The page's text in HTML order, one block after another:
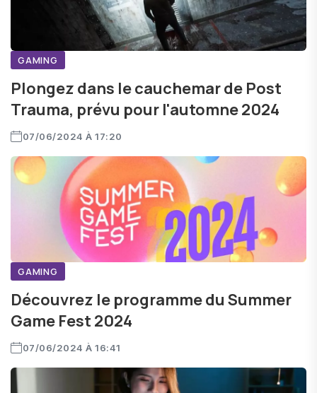
GAMING
Plongez dans le cauchemar de Post
Trauma, prévu pour l'automne 2024
07/06/2024 À 17:20
GAMING
Découvrez le programme du Summer
Game Fest 2024
07/06/2024 À 16:41